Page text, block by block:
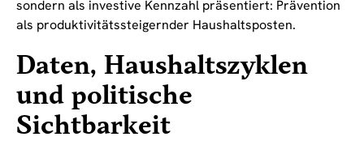
sondern als investive Kennzahl präsentiert: Prävention
als produktivitätssteigernder Haushaltsposten.
Daten, Haushaltszyklen
und politische
Sichtbarkeit